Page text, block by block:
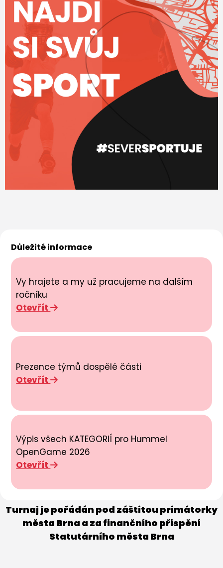
Důležité informace
Vy hrajete a my už pracujeme na dalším
ročníku
Otevřít
Prezence týmů dospělé části
Otevřít
Výpis všech KATEGORIÍ pro Hummel
OpenGame 2026
Otevřít
Turnaj je pořádán pod záštitou primátorky
města Brna a za finančního přispění
Statutárního města Brna